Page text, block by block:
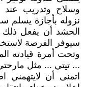
وسلاح وتدريب عند
نزوله بأجازة يسلم
الحشد أن يفعل ذلك
سيوفر الفرصة
وتحت أمرة قيادته
... تيتي ... مثل
اتمنى أن لايتهمني